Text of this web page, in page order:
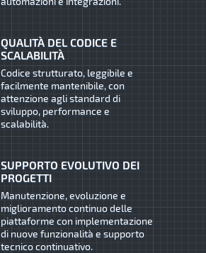
QUALITÀ DEL CODICE E
SCALABILITÀ
Codice strutturato, leggibile e
facilmente mantenibile, con
attenzione agli standard di
sviluppo, performance e
scalabilità.
SUPPORTO EVOLUTIVO DEI
PROGETTI
Manutenzione, evoluzione e
miglioramento continuo delle
piattaforme con implementazione
di nuove funzionalità e supporto
tecnico continuativo.